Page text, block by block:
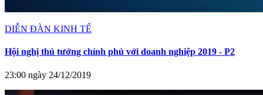
DIỄN ĐÀN KINH TẾ
Hội nghị thủ tướng chính phủ với doanh nghiệp 2019 - P2
23:00 ngày 24/12/2019